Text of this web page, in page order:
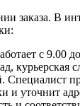
заказа. В
с 9.00
курьерская
Специалист
и уточнит